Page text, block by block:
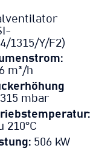
1315/Y/F2)
m³/h
315 mbar
210°C
506 kW